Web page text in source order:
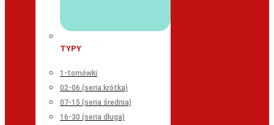
TYPY
1-tomówki
02-06 (seria krótka)
07-15 (seria średnia)
16-30 (seria długa)